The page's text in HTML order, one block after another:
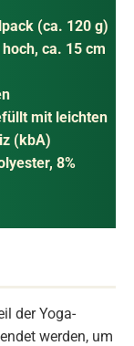
(ca. 120 g)
ca. 15 cm
mit leichten
(kbA)
8%
der Yoga-
werden, um